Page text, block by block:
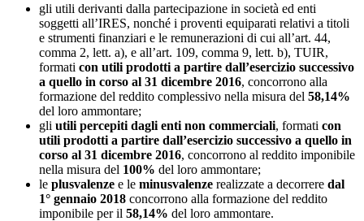
gli utili derivanti dalla partecipazione in società ed enti
soggetti all’IRES, nonché i proventi equiparati relativi a titoli
e strumenti finanziari e le remunerazioni di cui all’art. 44,
comma 2, lett. a), e all’art. 109, comma 9, lett. b), TUIR,
formati con utili prodotti a partire dall’esercizio successivo
a quello in corso al 31 dicembre 2016, concorrono alla
formazione del reddito complessivo nella misura del 58,14%
del loro ammontare;
gli utili percepiti dagli enti non commerciali, formati con
utili prodotti a partire dall’esercizio successivo a quello in
corso al 31 dicembre 2016, concorrono al reddito imponibile
nella misura del 100% del loro ammontare;
le plusvalenze e le minusvalenze realizzate a decorrere dal
1° gennaio 2018 concorrono alla formazione del reddito
imponibile per il 58,14% del loro ammontare.